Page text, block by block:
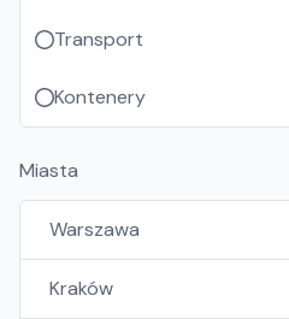
Transport
Kontenery
Miasta
Warszawa
Kraków